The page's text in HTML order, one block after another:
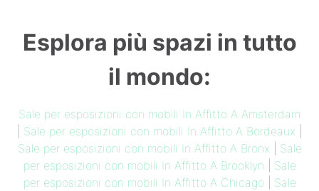
Esplora più spazi in tutto
il mondo:
Sale per esposizioni con mobili In Affitto A Amsterdam
Sale per esposizioni con mobili In Affitto A Bordeaux
Sale per esposizioni con mobili In Affitto A Bronx
Sale
per esposizioni con mobili In Affitto A Brooklyn
Sale
per esposizioni con mobili In Affitto A Chicago| Sale